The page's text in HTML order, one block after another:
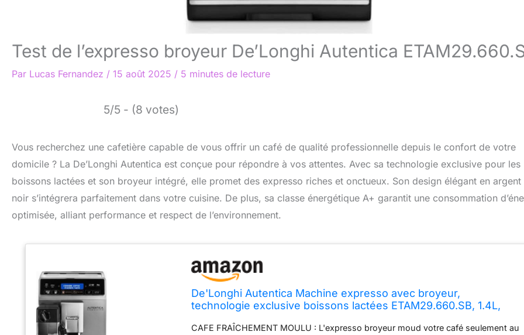
Test de l’expresso broyeur De’Longhi Autentica
Par Lucas Fernandez / 15 août 2025 / 5 minutes de lecture
5/5 - (8 votes)
Vous recherchez une cafetière capable de vous offrir un café de qualité professionnelle depuis le confort de votre
domicile ? La De’Longhi Autentica est conçue pour répondre à vos attentes. Avec sa technologie exclusive pour les
boissons lactées et son broyeur intégré, elle promet des expresso riches et onctueux. Son design élégant en argent
noir s’intégrera parfaitement dans votre cuisine. De plus, sa classe énergétique A+ garantit une consommation
optimisée, alliant performance et respect de l’environnement.
De'Longhi Autentica Machine expresso avec broyeur,
technologie exclusive boissons lactées ETAM29.660.SB, 1.4L,
CAFE FRAÎCHEMENT MOULU : L'expresso broyeur moud votre café seulement au